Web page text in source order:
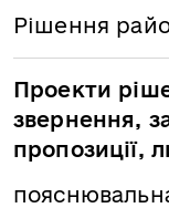
Рішення
Проекти
звернення,
пропозиції,